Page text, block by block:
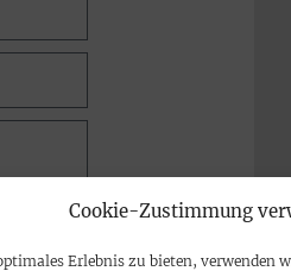
Cookie-Zustimmung
Erlebnis zu bieten, verwenden